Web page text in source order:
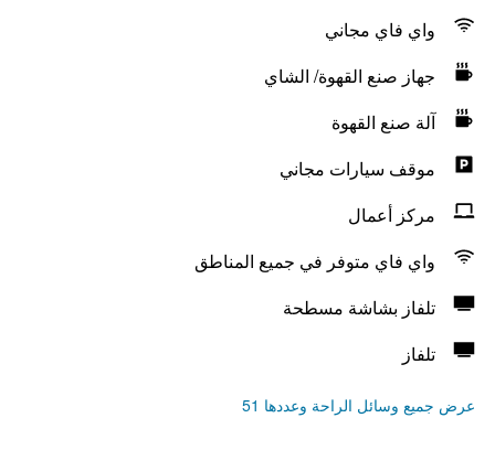
واي فاي مجاني
جهاز صنع القهوة/ الشاي
آلة صنع القهوة
موقف سيارات مجاني
مركز أعمال
واي فاي متوفر في جميع المناطق
تلفاز بشاشة مسطحة
تلفاز
عرض جميع وسائل الراحة وعددها 51